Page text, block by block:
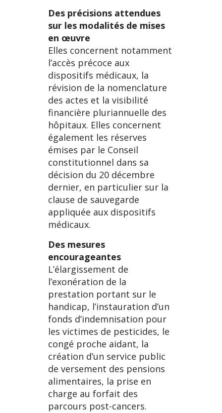
Des précisions attendues
sur les modalités de mises
en œuvre
Elles concernent notamment
l’accès précoce aux
dispositifs médicaux, la
révision de la nomenclature
des actes et la visibilité
financière pluriannuelle des
hôpitaux. Elles concernent
également les réserves
émises par le Conseil
constitutionnel dans sa
décision du 20 décembre
dernier, en particulier sur la
clause de sauvegarde
appliquée aux dispositifs
médicaux.
Des mesures
encourageantes
L’élargissement de
l’exonération de la
prestation portant sur le
handicap, l’instauration d’un
fonds d’indemnisation pour
les victimes de pesticides, le
congé proche aidant, la
création d’un service public
de versement des pensions
alimentaires, la prise en
charge au forfait des
parcours post-cancers.